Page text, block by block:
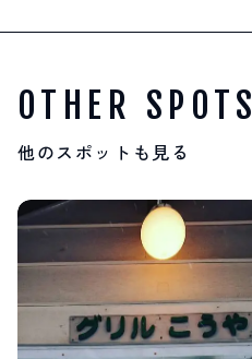
OTHER SPOTS
他のスポットも見る